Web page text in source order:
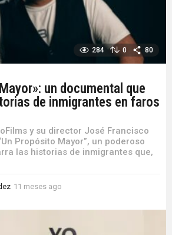
284 0 80
un documental que
de inmigrantes en faros
y su director José Francisco
Propósito Mayor”, un poderoso
las historias de inmigrantes que,
11 meses ago
m
s